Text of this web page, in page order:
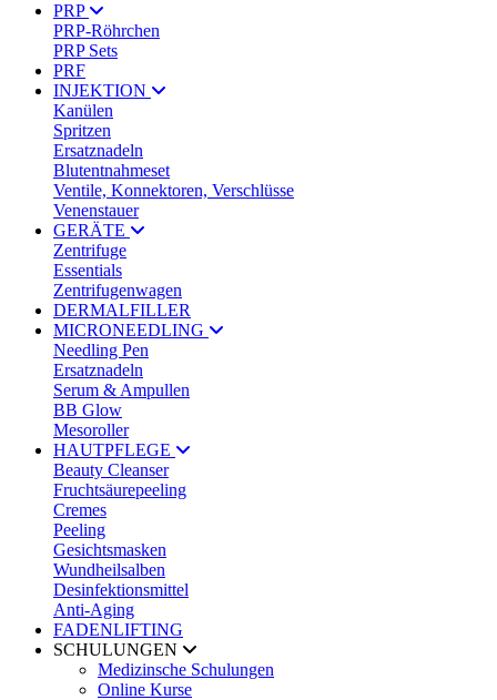
PRP
PRP-Röhrchen
PRP Sets
PRF
INJEKTION
Kanülen
Spritzen
Ersatznadeln
Blutentnahmeset
Ventile, Konnektoren, Verschlüsse
Venenstauer
GERÄTE
Zentrifuge
Essentials
Zentrifugenwagen
DERMALFILLER
MICRONEEDLING
Needling Pen
Ersatznadeln
Serum & Ampullen
BB Glow
Mesoroller
HAUTPFLEGE
Beauty Cleanser
Fruchtsäurepeeling
Cremes
Peeling
Gesichtsmasken
Wundheilsalben
Desinfektionsmittel
Anti-Aging
FADENLIFTING
SCHULUNGEN
Medizinsche Schulungen
Online Kurse